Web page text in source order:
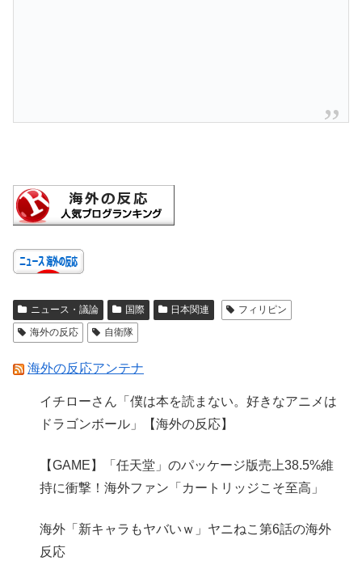
ニュース・議論 国際 日本関連
フィリピン
海外の反応
自衛隊
海外の反応アンテナ
イチローさん「僕は本を読まない。好きなアニメは
ドラゴンボール」【海外の反応】
【GAME】「任天堂」のパッケージ版売上38.5%維
持に衝撃！海外ファン「カートリッジこそ至高」
海外「新キャラもヤバいｗ」ヤニねこ第6話の海外
反応